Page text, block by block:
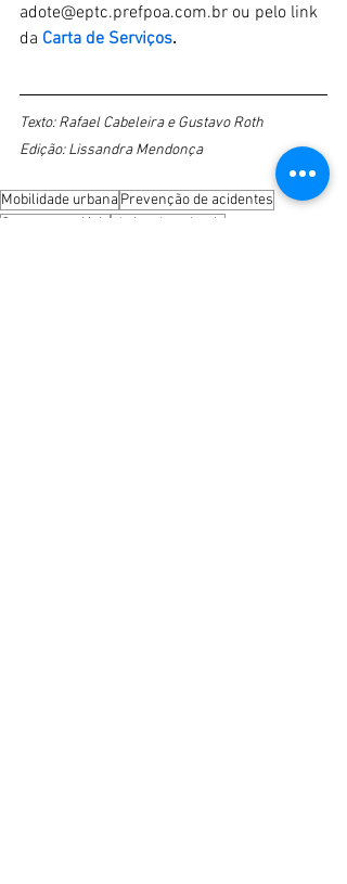
adote@eptc.prefpoa.com.br ou pelo link
da Carta de Serviços.
Texto: Rafael Cabeleira e Gustavo Roth
Edição: Lissandra Mendonça
Mobilidade urbana Prevenção de acidentes
Segurança viária
abrigo de animais